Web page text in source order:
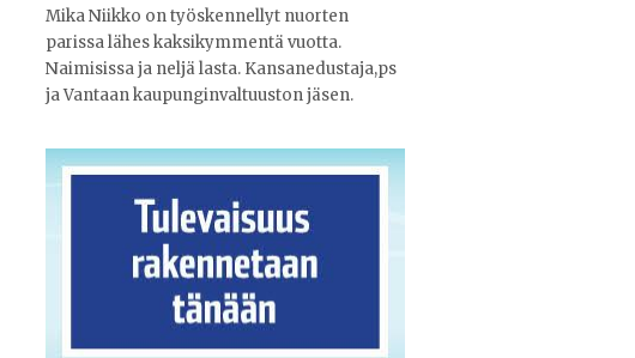
Mika Niikko on työskennellyt nuorten
parissa lähes kaksikymmentä vuotta.
Naimisissa ja neljä lasta. Kansanedustaja,ps
ja Vantaan kaupunginvaltuuston jäsen.